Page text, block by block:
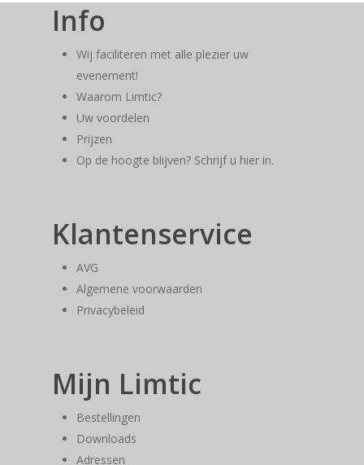
Info
Wij faciliteren met alle plezier uw
evenement!
Waarom Limtic?
Uw voordelen
Prijzen
Op de hoogte blijven? Schrijf u hier in.
Klantenservice
AVG
Algemene voorwaarden
Privacybeleid
Mijn Limtic
Bestellingen
Downloads
Adressen